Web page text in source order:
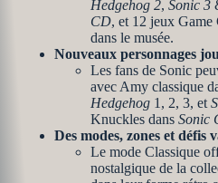
Hedgehog 2, Sonic 3
CD, et 12 jeux Game
dans le musée.
Nouveaux personnages
Les fans de Sonic
avec Amy classique
Hedgehog 1, 2, 3, et
Knuckles dans Sonic
Des modes, zones et défis
Le mode Classique
nostalgique de la